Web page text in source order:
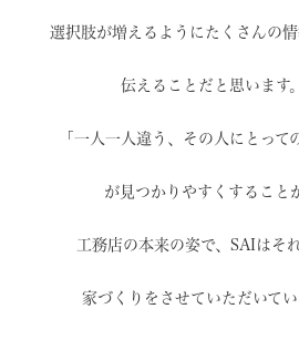
選択肢が増えるように たくさんの
伝えることだと思います。
「一人一人違う、その人にとって
が見つかりやすくすること
工務店の本来の姿で、 SAIはそ
家づくりをさせていただいてい